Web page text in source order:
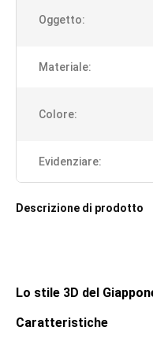
Oggetto:
Materiale:
Colore:
Evidenziare:
Descrizione di prodotto
Lo stile 3D del
Caratteristiche